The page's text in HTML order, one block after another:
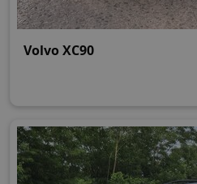
Volvo XC90